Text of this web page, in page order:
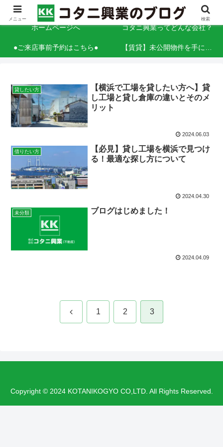
「情熱」と「信頼」をこれからも 人と人とを「調和」する
ホームページへ コタニ興業ってどんな会社？
●ご来店事前予約はこちら● 【賃貸】未公開物件を手に入れるコツ（事業用）
貸したい方
【横浜で工場を貸したい方へ】貸
し工場と貸し倉庫の違いとそのメ
リット
2024.06.03
借りたい方
【必見】貸し工場を横浜で見つけ
る！最適な探し方について
2024.04.30
未分類 ブログはじめました！
2024.04.09
前 1 2 3
Copyright © 2024 KOTANIKOGYO CO,LTD. All Rights Reserved.
メニュー 検索